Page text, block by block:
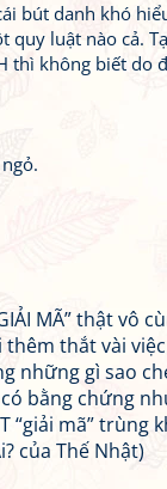
bút danh khó
luật nào cả.
thì không biết do
MÃ” thật vô
thắt vài
những gì sao
bằng chứng
“giải mã” trùng
của Thế Nhật)